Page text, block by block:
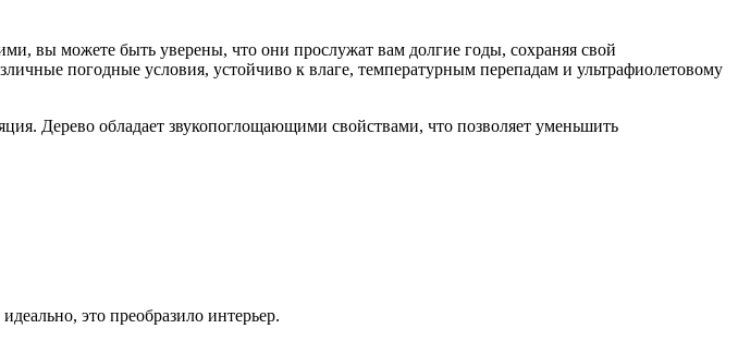
вы можете быть уверены, что они прослужат вам долгие годы, сохраняя свой
погодные условия, устойчиво к влаге, температурным перепадам и ультрафиолетовому
Дерево обладает звукопоглощающими свойствами, что позволяет уменьшить
это преобразило интерьер.